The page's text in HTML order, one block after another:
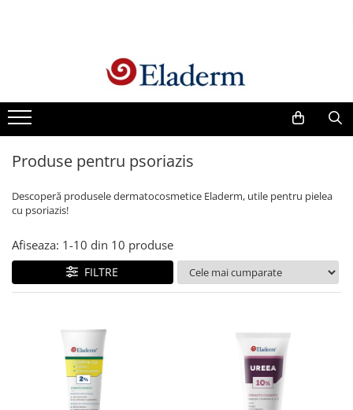
Vezi toate produsele
Creme cu protectie solara
Produse Antirid
Produse Hidratante
Antirozacee
Produse Antiacnee
Creme contur ochi
Seruri
Lotiuni tonice
Produse pentru curatare
Creme Emoliente
Produse pentru psoriazis
Descoperă produsele dermatocosmetice Eladerm, utile pentru pielea
cu psoriazis!
Afiseaza: 1-10 din 10 produse
FILTRE